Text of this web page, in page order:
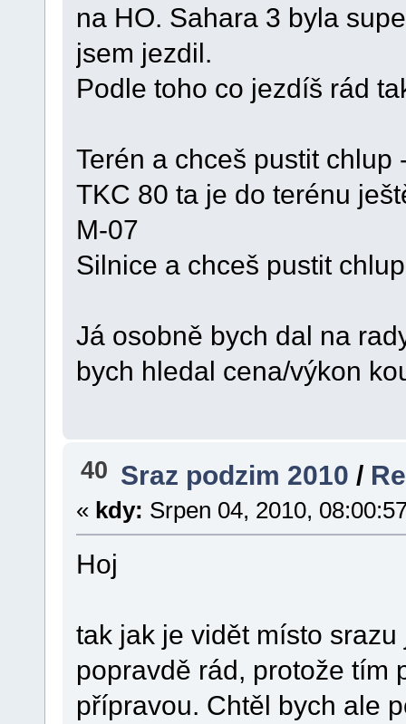
na HO. Sahara 3 byla
jsem jezdil.
Podle toho co jezdíš rád
Terén a chceš pustit
TKC 80 ta je do terénu
M-07
Silnice a chceš pustit
Já osobně bych dal na
bych hledal cena/výkon
40 Sraz podzim 2010 /
« kdy: Srpen 04, 2010,
Hoj
tak jak je vidět místo
popravdě rád, protože tím
přípravou. Chtěl bych ale